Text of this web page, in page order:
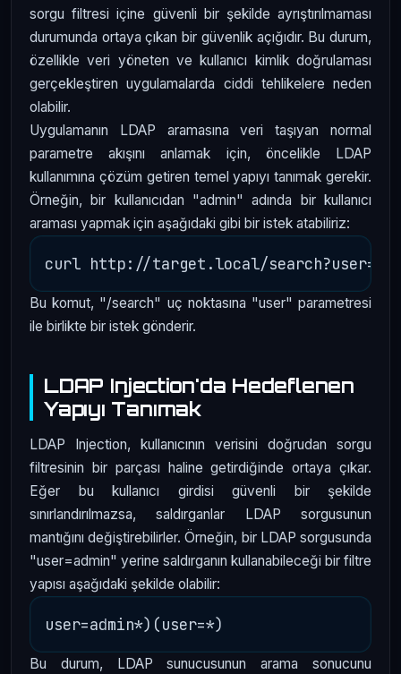
sorgu filtresi içine güvenli bir şekilde ayrıştırılmaması
durumunda ortaya çıkan bir güvenlik açığıdır. Bu durum,
özellikle veri yöneten ve kullanıcı kimlik doğrulaması
gerçekleştiren uygulamalarda ciddi tehlikelere neden
olabilir.
Uygulamanın LDAP aramasına veri taşıyan normal
parametre akışını anlamak için, öncelikle LDAP
kullanımına çözüm getiren temel yapıyı tanımak gerekir.
Örneğin, bir kullanıcıdan "admin" adında bir kullanıcı
araması yapmak için aşağıdaki gibi bir istek atabiliriz:
Bu komut, "/search" uç noktasına "user" parametresi
ile birlikte bir istek gönderir.
LDAP Injection'da Hedeflenen
Yapıyı Tanımak
LDAP Injection, kullanıcının verisini doğrudan sorgu
filtresinin bir parçası haline getirdiğinde ortaya çıkar.
Eğer bu kullanıcı girdisi güvenli bir şekilde
sınırlandırılmazsa, saldırganlar LDAP sorgusunun
mantığını değiştirebilirler. Örneğin, bir LDAP sorgusunda
"user=admin" yerine saldırganın kullanabileceği bir filtre
yapısı aşağıdaki şekilde olabilir:
Bu durum, LDAP sunucusunun arama sonucunu